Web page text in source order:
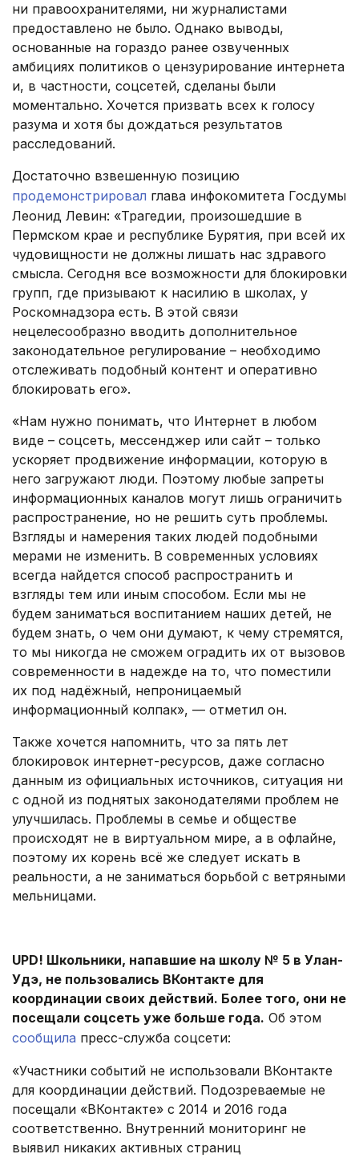
ни правоохранителями, ни журналистами
предоставлено не было. Однако выводы,
основанные на гораздо ранее озвученных
амбициях политиков о цензурирование интернета
и, в частности, соцсетей, сделаны были
моментально. Хочется призвать всех к голосу
разума и хотя бы дождаться результатов
расследований.
Достаточно взвешенную позицию
продемонстрировал глава инфокомитета Госдумы
Леонид Левин: «Трагедии, произошедшие в
Пермском крае и республике Бурятия, при всей их
чудовищности не должны лишать нас здравого
смысла. Сегодня все возможности для блокировки
групп, где призывают к насилию в школах, у
Роскомнадзора есть. В этой связи
нецелесообразно вводить дополнительное
законодательное регулирование – необходимо
отслеживать подобный контент и оперативно
блокировать его».
«Нам нужно понимать, что Интернет в любом
виде – соцсеть, мессенджер или сайт – только
ускоряет продвижение информации, которую в
него загружают люди. Поэтому любые запреты
информационных каналов могут лишь ограничить
распространение, но не решить суть проблемы.
Взгляды и намерения таких людей подобными
мерами не изменить. В современных условиях
всегда найдется способ распространить и
взгляды тем или иным способом. Если мы не
будем заниматься воспитанием наших детей, не
будем знать, о чем они думают, к чему стремятся,
то мы никогда не сможем оградить их от вызовов
современности в надежде на то, что поместили
их под надёжный, непроницаемый
информационный колпак», — отметил он.
Также хочется напомнить, что за пять лет
блокировок интернет-ресурсов, даже согласно
данным из официальных источников, ситуация ни
с одной из поднятых законодателями проблем не
улучшилась. Проблемы в семье и обществе
происходят не в виртуальном мире, а в офлайне,
поэтому их корень всё же следует искать в
реальности, а не заниматься борьбой с ветряными
мельницами.
UPD! Школьники, напавшие на школу № 5 в Улан-
Удэ, не пользовались ВКонтакте для
координации своих действий. Более того, они не
посещали соцсеть уже больше года. Об этом
сообщила пресс-служба соцсети:
«Участники событий не использовали ВКонтакте
для координации действий. Подозреваемые не
посещали «ВКонтакте» с 2014 и 2016 года
соответственно. Внутренний мониторинг не
выявил никаких активных страниц